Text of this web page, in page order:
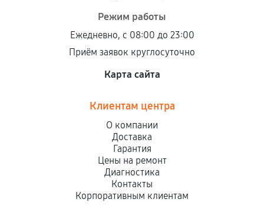
Режим работы
Ежедневно, с 08:00 до 23:00
Приём заявок круглосуточно
Карта сайта
Клиентам центра
О компании
Доставка
Гарантия
Цены на ремонт
Диагностика
Контакты
Корпоративным клиентам